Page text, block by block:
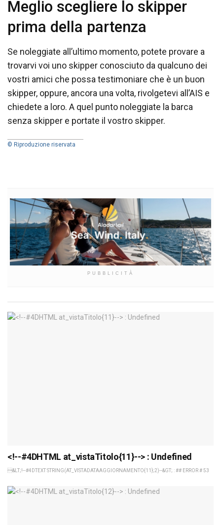
Meglio scegliere lo skipper
prima della partenza
Se noleggiate all’ultimo momento, potete provare a
trovarvi voi uno skipper conosciuto da qualcuno dei
vostri amici che possa testimoniare che è un buon
skipper, oppure, ancora una volta, rivolgetevi all’AIS e
chiedete a loro. A quel punto noleggiate la barca
senza skipper e portate il vostro skipper.
© Riproduzione riservata
PUBBLICITÀ
<!--#4DHTML at_vistaTitolo{11}--> : Undefined
&LT;!--#4DTEXT STRING(AT_VISTADATAAGGIORNAMENTO{11};2)--&GT; : ## ERROR # 53